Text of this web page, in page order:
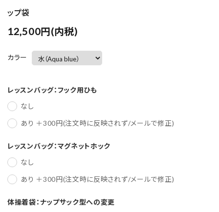
ップ袋
12,500円(内税)
カラー
レッスンバッグ：フック用ひも
なし
あり ＋300円(注文時に反映されず/メールで修正)
レッスンバッグ：マグネットホック
なし
あり ＋300円(注文時に反映されず/メールで修正)
体操着袋：ナップサック型への変更